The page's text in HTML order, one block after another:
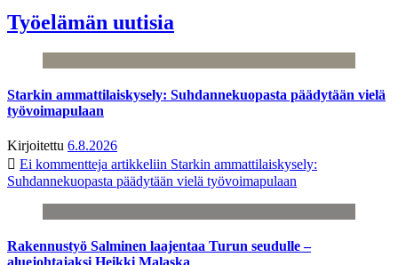
Työelämän uutisia
Starkin ammattilaiskysely: Suhdannekuopasta päädytään vielä
työvoimapulaan
Kirjoitettu 6.8.2026
Ei kommentteja artikkeliin Starkin ammattilaiskysely:
Suhdannekuopasta päädytään vielä työvoimapulaan
Rakennustyö Salminen laajentaa Turun seudulle –